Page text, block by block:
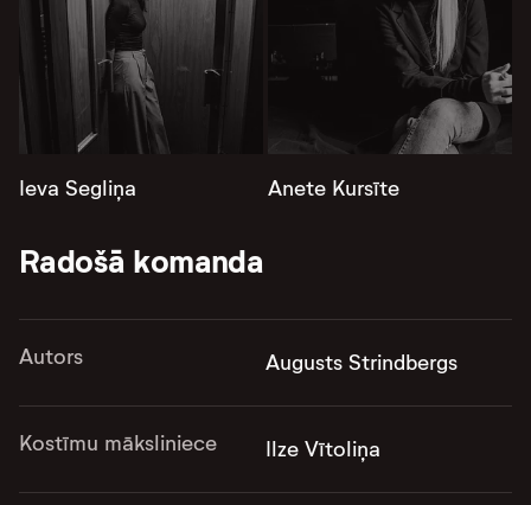
Ieva Segliņa Anete Kursīte
Radošā komanda
Autors Augusts Strindbergs
Kostīmu māksliniece Ilze Vītoliņa